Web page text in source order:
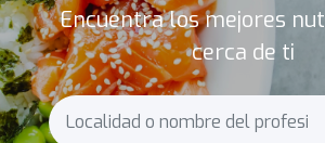
Encuentra los mejores
cerca de ti